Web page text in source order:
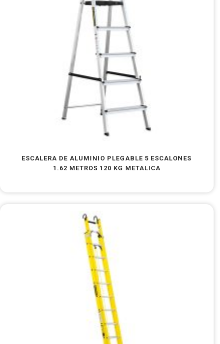
ESCALERA DE ALUMINIO PLEGABLE 5 ESCALONES
1.62 METROS 120 KG METALICA